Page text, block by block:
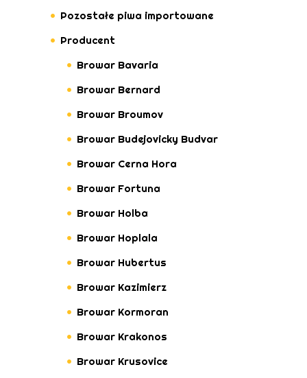
Pozostałe piwa importowane
Producent
Browar Bavaria
Browar Bernard
Browar Broumov
Browar Budejovicky Budvar
Browar Cerna Hora
Browar Fortuna
Browar Holba
Browar Hoplala
Browar Hubertus
Browar Kazimierz
Browar Kormoran
Browar Krakonos
Browar Krusovice